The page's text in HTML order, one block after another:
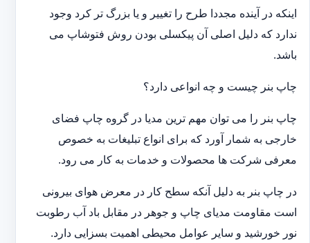
اینکه در آینده مجددا طرح را تغییر و یا بزرگ تر کرد وجود
ندارد که دلیل اصلی آن پیکسلی بودن روش فتوشاپ می
باشد.
چاپ بنر چیست و چه انواعی دارد؟
چاپ بنر را می توان مهم ترین مدیا در گروه چاپ فضای
خارجی به شمار آورد که برای انواع تبلیغات به خصوص
معرفی شرکت ها محصولات و خدمات به کار می رود.
در چاپ بنر به دلیل آنکه سطح کار در معرض هوای بیرونی
است مقاومت مدیای چاپ و جوهر در مقابل باد آب رطوبت
نور خورشید و سایر عوامل محیطی اهمیت بسزایی دارد.